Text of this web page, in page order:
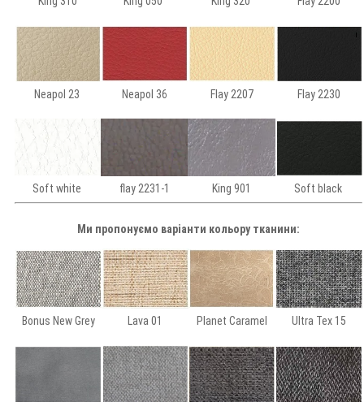
Neapol 23 Neapol 36 Flay 2207 Flay 2230
Soft white flay 2231-1 King 901 Soft black
Ми пропонуємо варіанти кольору тканини:
Bonus New Grey Lava 01 Planet Caramel Ultra Tex 15